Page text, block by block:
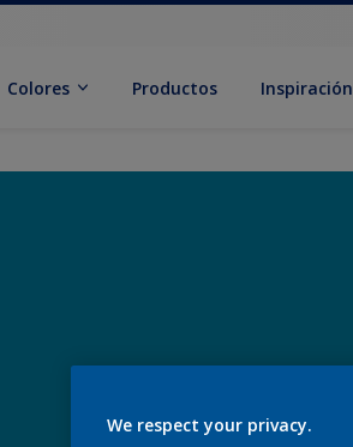
Colores Productos Inspiración
We respect your privacy.